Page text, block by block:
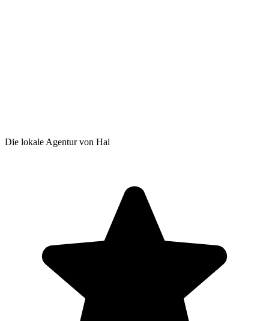
Die lokale Agentur von Hai